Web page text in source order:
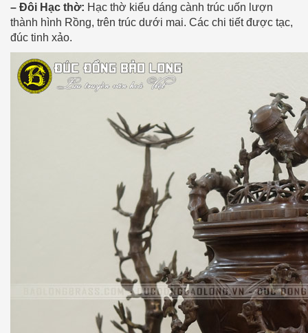
– Đôi Hạc thờ: Hạc thờ kiểu dáng cành trúc uốn lượn
thành hình Rồng, trên trúc dưới mai. Các chi tiết được tạc,
đúc tinh xảo.